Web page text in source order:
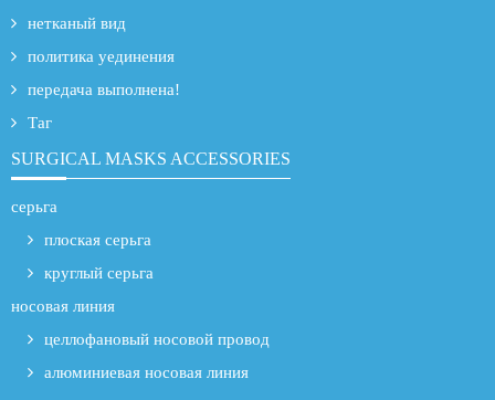
нетканый вид
политика уединения
передача выполнена!
Таг
SURGICAL MASKS ACCESSORIES
серьга
плоская серьга
круглый серьга
носовая линия
целлофановый носовой провод
алюминиевая носовая линия